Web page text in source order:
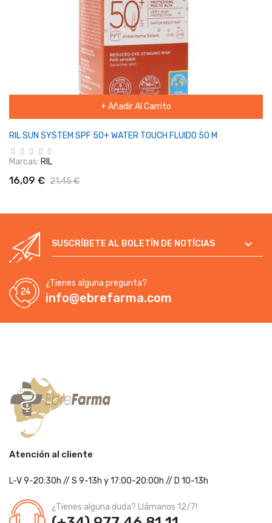
+ Añadir Al Carrito
RIL SUN SYSTEM SPF 50+ WATER TOUCH FLUIDO 50 M
Marcas: RIL
16,09 € 21,45 €
SUSCRÍBETE AL BOLETÍN DE NOTÍCIAS 
¿Tienes alguna pregunta?
info@ebrefarma.com
Atención al cliente
L-V 9-20:30h // S 9-13h y 17:00-20:00h // D 10-13h
¿Tienes alguna duda? Llámanos 12/7!